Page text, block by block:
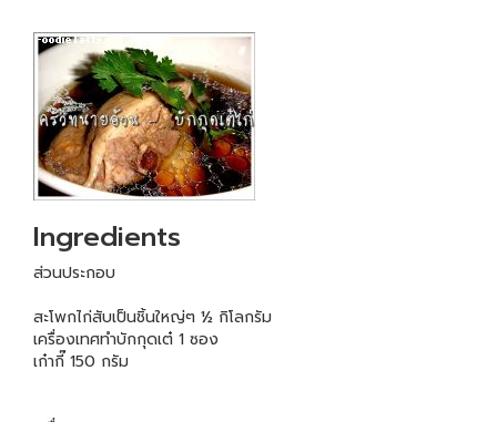
Ingredients
ส่วนประกอบ
สะโพกไก่สับเป็นชิ้นใหญ่ๆ ½ กิโลกรัม
เครื่องเทศทำบักกุดเต๋ 1 ซอง
เก๋ากี๊ 150 กรัม